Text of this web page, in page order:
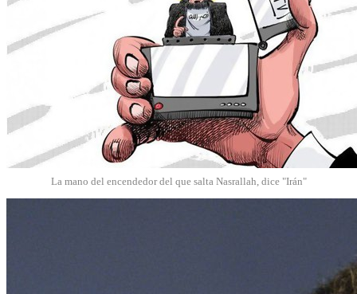
La mano del encendedor del que salta Nasrallah, dice "Irán"